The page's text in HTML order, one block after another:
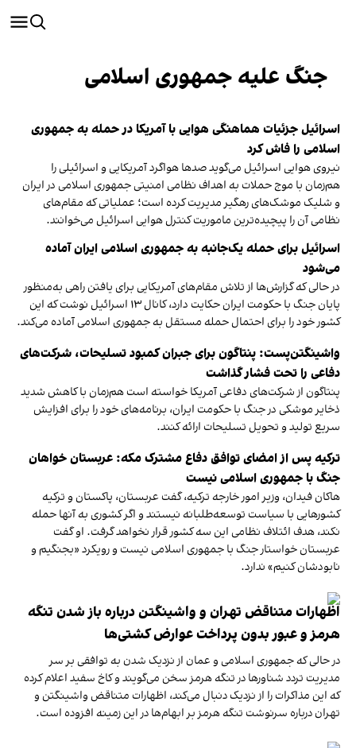
جنگ علیه جمهوری اسلامی
اسرائیل جزئیات هماهنگی هوایی با آمریکا در حمله به جمهوری
اسلامی را فاش کرد
نیروی هوایی اسرائیل می‌گوید صدها هواگرد آمریکایی و اسرائیلی را
هم‌زمان با موج حملات به اهداف نظامی امنیتی جمهوری اسلامی در ایران
و شلیک موشک‌های رهگیر مدیریت کرده است؛ عملیاتی که مقام‌های
نظامی آن را پیچیده‌ترین ماموریت کنترل هوایی اسرائیل می‌خوانند.
اسرائیل برای حمله یک‌جانبه به جمهوری اسلامی ایران آماده
می‌شود
در حالی که گزارش‌ها از تلاش مقام‌های آمریکایی برای یافتن راهی به‌منظور
پایان جنگ با حکومت ایران حکایت دارد، کانال ۱۳ اسرائیل نوشت که این
کشور خود را برای احتمال حمله مستقل به جمهوری اسلامی آماده می‌کند.
واشینگتن‌پست: پنتاگون برای جبران کمبود تسلیحات، شرکت‌های
دفاعی را تحت فشار گذاشت
پنتاگون از شرکت‌های دفاعی آمریکا خواسته است هم‌زمان با کاهش شدید
ذخایر موشکی در جنگ با حکومت ایران، برنامه‌های خود را برای افزایش
سریع تولید و تحویل تسلیحات ارائه کنند.
ترکیه پس از امضای توافق دفاع مشترک مکه: عربستان خواهان
جنگ با جمهوری اسلامی نیست
هاکان فیدان، وزیر امور خارجه ترکیه، گفت عربستان، پاکستان و ترکیه
کشورهایی با سیاست توسعه‌طلبانه نیستند و اگر کشوری به آنها حمله
نکند، هدف ائتلاف نظامی این سه کشور قرار نخواهد گرفت. او گفت
عربستان خواستار جنگ با جمهوری اسلامی نیست و رویکرد «بجنگیم و
نابودشان کنیم» ندارد.
اظهارات متناقض تهران و واشینگتن درباره باز شدن تنگه
هرمز‌ و عبور بدون پرداخت عوارض کشتی‌ها
در حالی که جمهوری اسلامی و عمان از نزدیک شدن به توافقی بر سر
مدیریت تردد شناورها در تنگه هرمز سخن می‌گویند و کاخ سفید اعلام کرده
که این مذاکرات را از نزدیک دنبال می‌کند، اظهارات متناقض واشینگتن و
تهران درباره سرنوشت تنگه هرمز بر ابهام‌ها در این زمینه افزوده است.